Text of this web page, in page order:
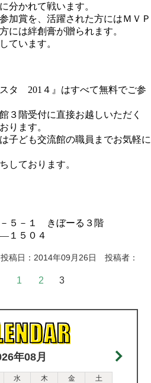
分かれて戦います。
加賞を、活躍された方にはＭＶＰ
には絆創膏が贈られます。
ています。
スタ 201４』はすべて無料でご参
３階受付に直接お越しいただく
ります。
子ども交流館の職員までお気軽に
しております。
５－１ きぼーる３階
１５０４
日：2014年09月26日 投稿者：
1 2 3
年08月
水 木 金
土